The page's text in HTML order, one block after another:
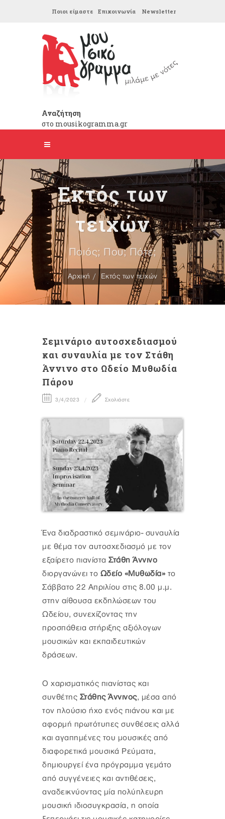
Ποιοι είμαστε Επικοινωνία Newsletter
Αναζήτηση
στο mousikogramma.gr
Εκτός των
τειχών
Ποιός; Που; Πότε;
Αρχική Εκτός των τειχών
Σεμινάριο αυτοσχεδιασμού
και συναυλία με τον Στάθη
Άννινο στο Ωδείο Μυθωδία
Πάρου
3/4/2023 Σχολιάστε
Ένα διαδραστικό σεμινάριο- συναυλία
με θέμα τον αυτοσχεδιασμό με τον
εξαίρετο πιανίστα Στάθη Άννινο
διοργανώνει το Ωδείο «Μυθωδία» το
Σάββατο 22 Απριλίου στις 8.00 μ.μ.
στην αίθουσα εκδηλώσεων του
Ωδείου, συνεχίζοντας την
προσπάθεια στήριξης αξιόλογων
μουσικών και εκπαιδευτικών
δράσεων.
Ο χαρισματικός πιανίστας και
συνθέτης Στάθης Άννινος, μέσα από
τον πλούσιο ήχο ενός πιάνου και με
αφορμή πρωτότυπες συνθέσεις αλλά
και αγαπημένες του μουσικές από
διαφορετικά μουσικά Ρεύματα,
δημιουργεί ένα πρόγραμμα γεμάτο
από συγγένειες και αντιθέσεις,
αναδεικνύοντας μία πολύπλευρη
μουσική ιδιοσυγκρασία, η οποία